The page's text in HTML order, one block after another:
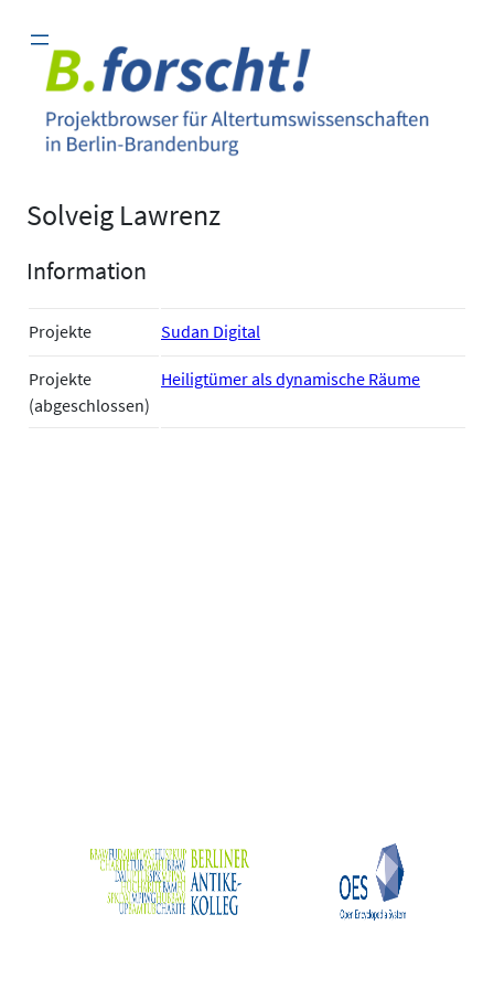
Inhalt
springen
Solveig Lawrenz
Information
Projekte Sudan Digital
Projekte
(abgeschlossen)
Heiligtümer als dynamische Räume